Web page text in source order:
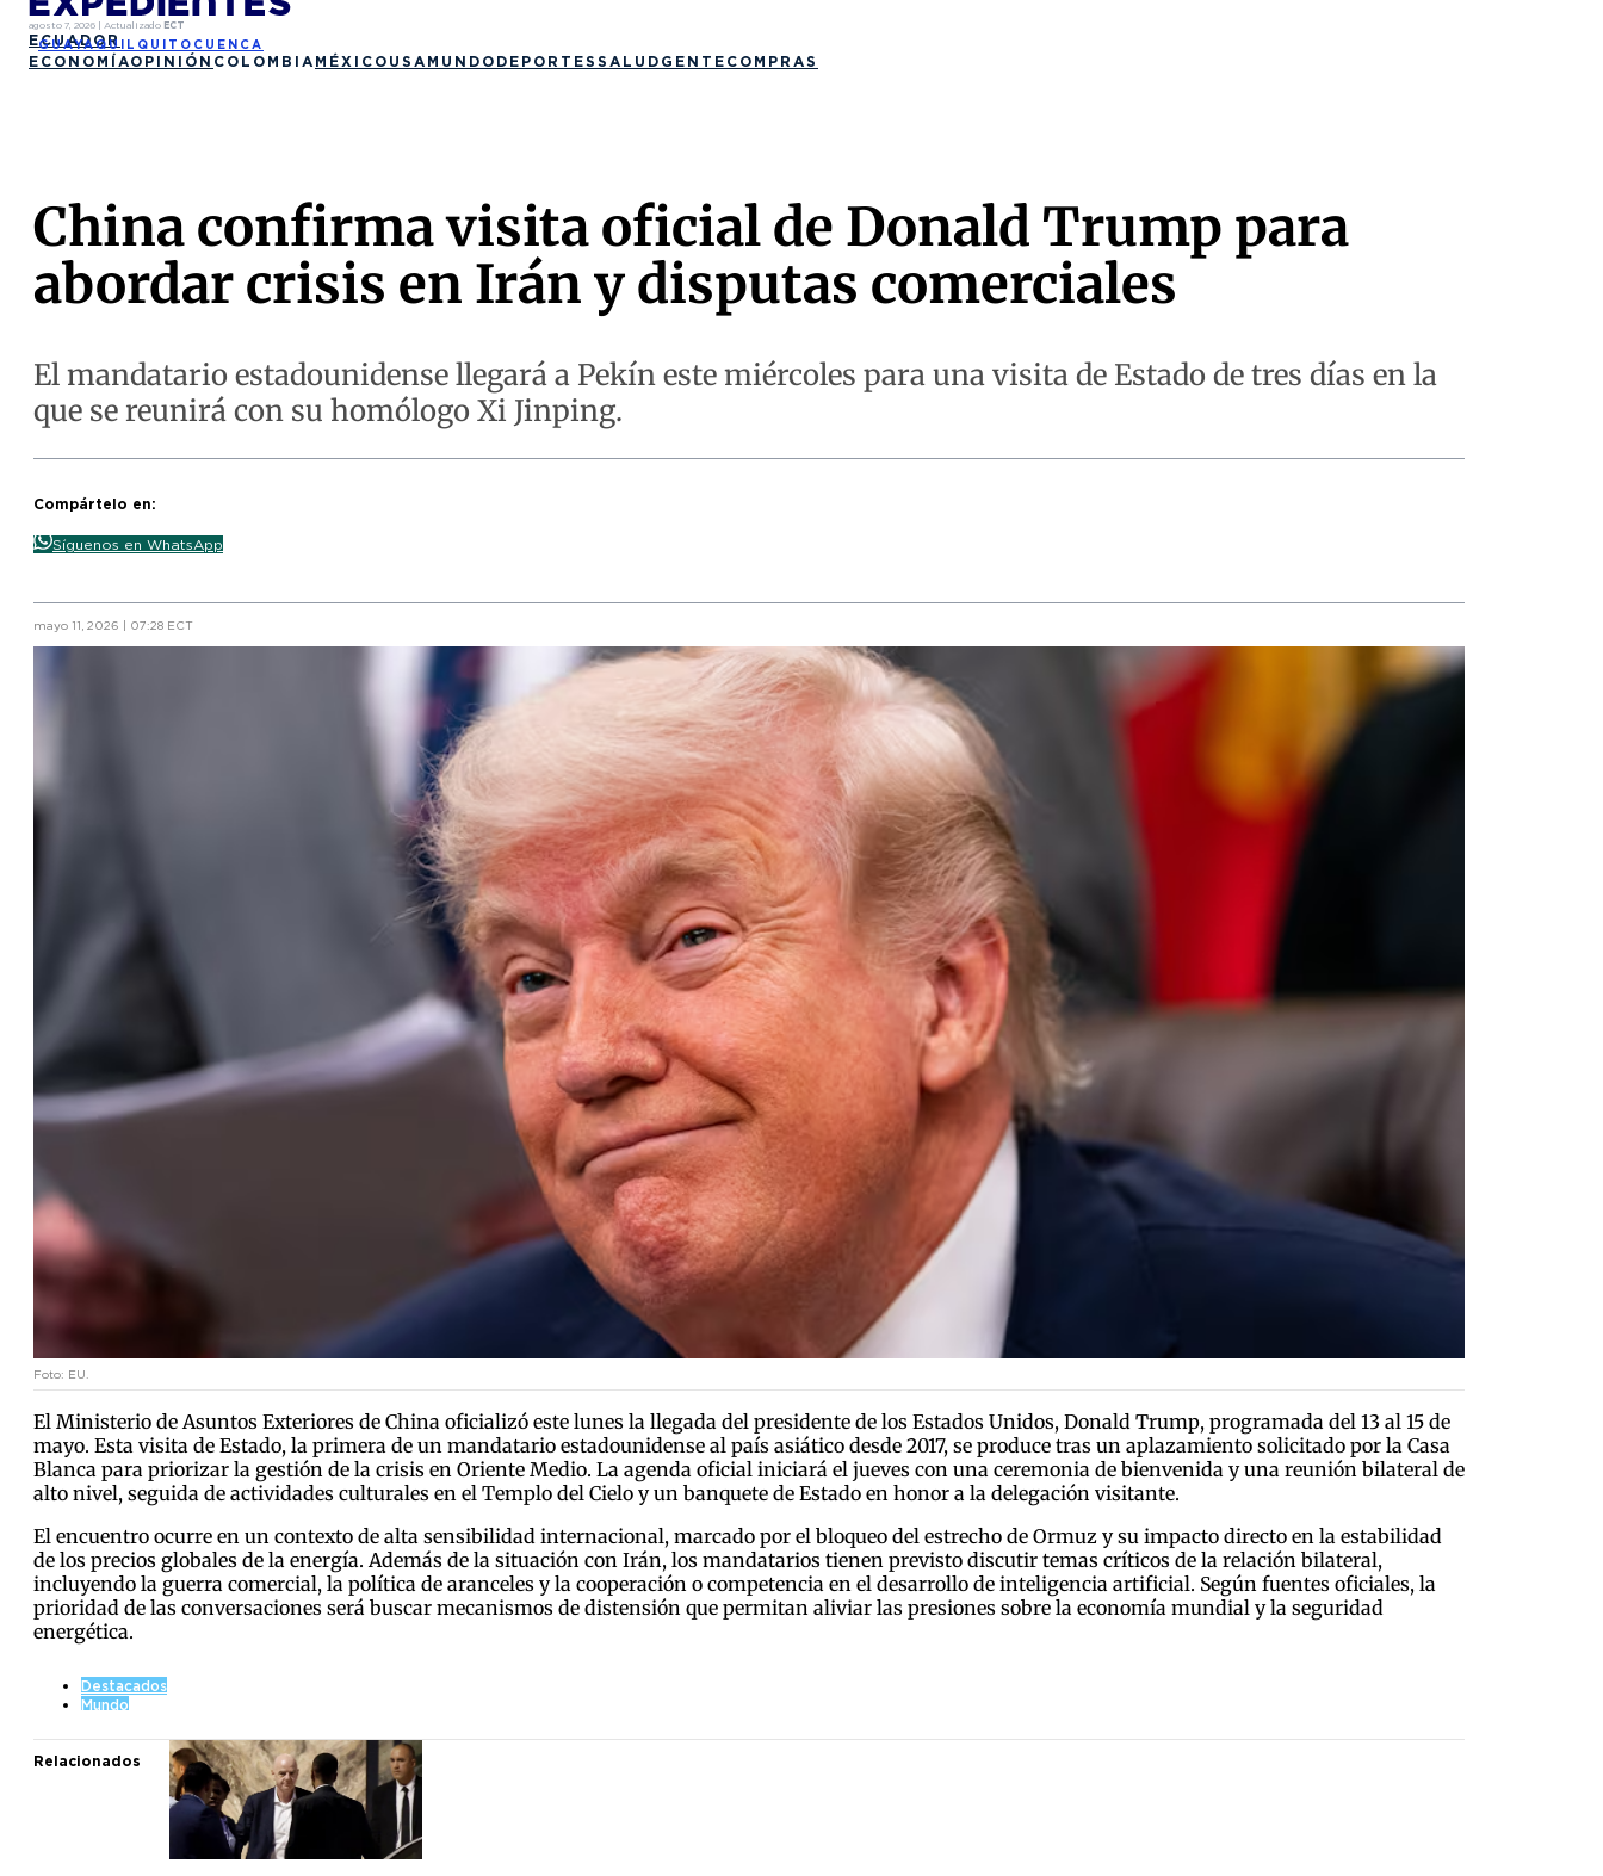
agosto 7, 2026 | Actualizado ECT
ECUADOR
GUAYAQUIL QUITO CUENCA
ECONOMÍAOPINIÓN COLOMBIA MÉXICO USA MUNDO DEPORTES SALUD GENTE COMPRAS
China confirma visita oficial de Donald Trump para
abordar crisis en Irán y disputas comerciales
El mandatario estadounidense llegará a Pekín este miércoles para una visita de Estado de tres días en la
que se reunirá con su homólogo Xi Jinping.
Compártelo en:
Síguenos en WhatsApp
mayo 11, 2026 | 07:28 ECT
Foto: EU.
El Ministerio de Asuntos Exteriores de China oficializó este lunes la llegada del presidente de los Estados Unidos, Donald Trump, programada del 13 al 15 de
mayo. Esta visita de Estado, la primera de un mandatario estadounidense al país asiático desde 2017, se produce tras un aplazamiento solicitado por la Casa
Blanca para priorizar la gestión de la crisis en Oriente Medio. La agenda oficial iniciará el jueves con una ceremonia de bienvenida y una reunión bilateral de
alto nivel, seguida de actividades culturales en el Templo del Cielo y un banquete de Estado en honor a la delegación visitante.
El encuentro ocurre en un contexto de alta sensibilidad internacional, marcado por el bloqueo del estrecho de Ormuz y su impacto directo en la estabilidad
de los precios globales de la energía. Además de la situación con Irán, los mandatarios tienen previsto discutir temas críticos de la relación bilateral,
incluyendo la guerra comercial, la política de aranceles y la cooperación o competencia en el desarrollo de inteligencia artificial. Según fuentes oficiales, la
prioridad de las conversaciones será buscar mecanismos de distensión que permitan aliviar las presiones sobre la economía mundial y la seguridad
energética.
Destacados
Mundo
Relacionados